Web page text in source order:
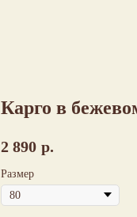
Карго в
2 890 р.
Размер